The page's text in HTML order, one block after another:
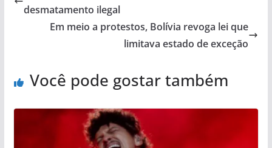
desmatamento ilegal
Em meio a protestos, Bolívia revoga lei que
limitava estado de exceção
Você pode gostar também